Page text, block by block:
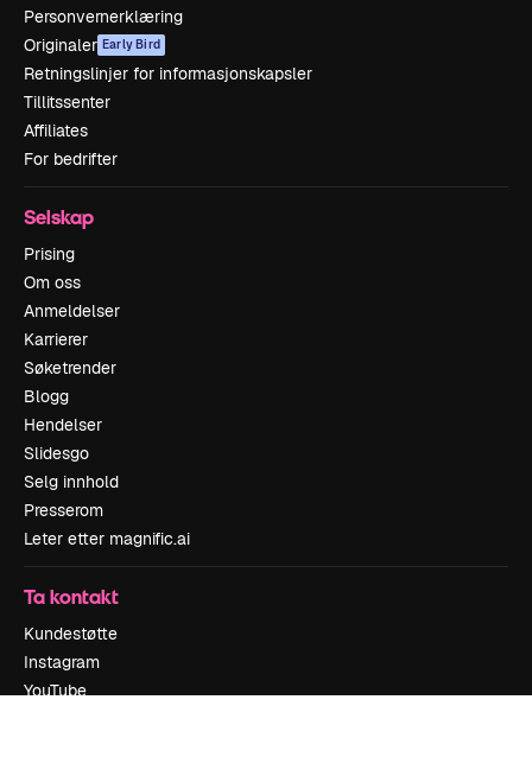
Personvernerklæring
Originaler Early Bird
Retningslinjer for informasjonskapsler
Tillitssenter
Affiliates
For bedrifter
Selskap
Prising
Om oss
Anmeldelser
Karrierer
Søketrender
Blogg
Hendelser
Slidesgo
Selg innhold
Presserom
Leter etter magnific.ai
Ta kontakt
Kundestøtte
Instagram
YouTube